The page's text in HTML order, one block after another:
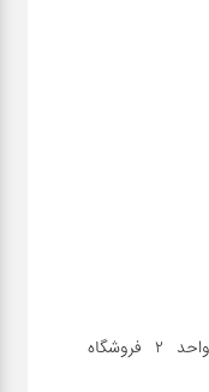
رشت خیابان لاکانی مجتمع کاسپین واحد ۲ فروشگاه